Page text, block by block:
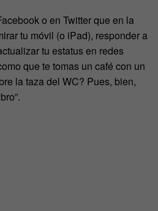
o en Twitter que en la
tu móvil (o iPad), responder a
tu estatus en redes
que te tomas un café con un
la taza del WC? Pues, bien,